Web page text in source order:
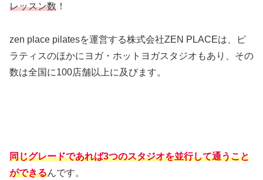
レッスン数 ！
zen place pilatesを運営する株式会社ZEN PLACEは、ピ
ラティスのほかにヨガ・ホットヨガスタジオもあり、その
数は全国に100店舗以上に及びます。
同じグレードであれば3つのスタジオを並行して通うこと
ができるんです。